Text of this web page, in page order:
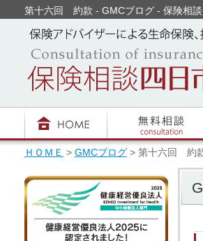
第十六回 約款 - GMCブログ - 保険相
ＨＯＭＥ > GMCブログ > 第十六回 約